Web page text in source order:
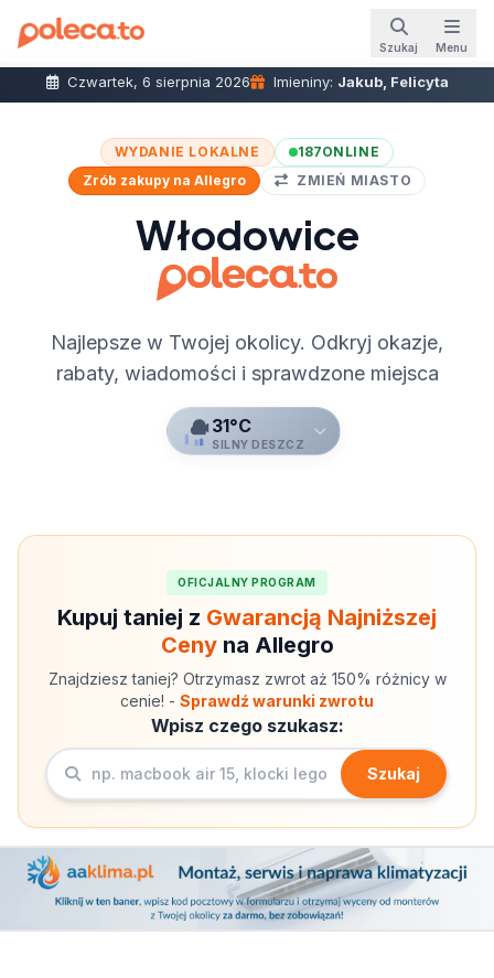
Szukaj Menu
Czwartek, 6 sierpnia 2026 Imieniny: Jakub, Felicyta
WYDANIE LOKALNE 187ONLINE
Zrób zakupy na Allegro
ZMIEŃ MIASTO
Włodowice
Najlepsze w Twojej okolicy. Odkryj okazje,
rabaty, wiadomości i sprawdzone miejsca
31°C
SILNY DESZCZ
OFICJALNY PROGRAM
Kupuj taniej z Gwarancją Najniższej
Cenyna Allegro
Znajdziesz taniej? Otrzymasz zwrot aż 150% różnicy w
cenie! - Sprawdź warunki zwrotu
Wpisz czego szukasz:
Szukaj